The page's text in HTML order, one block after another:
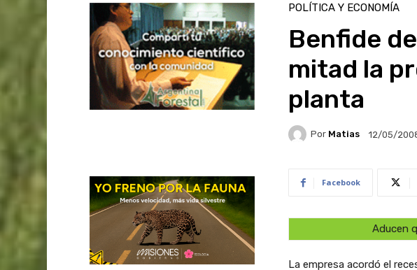
POLÍTICA Y ECONOMÍA
Benfide
mitad la
planta
Por Matias 12/05/
Facebook
Aducen
La empresa acordó el